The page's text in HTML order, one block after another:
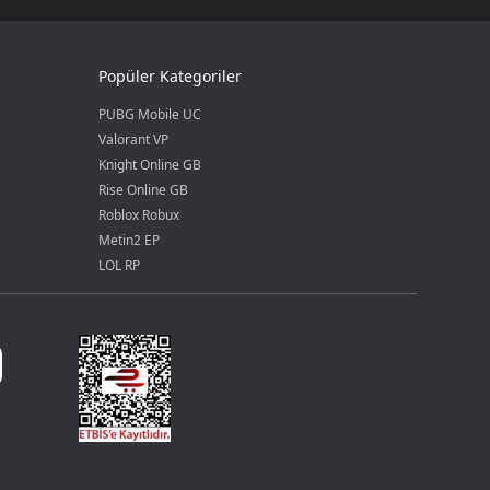
Popüler Kategoriler
PUBG Mobile UC
Valorant VP
Knight Online GB
Rise Online GB
Roblox Robux
Metin2 EP
LOL RP